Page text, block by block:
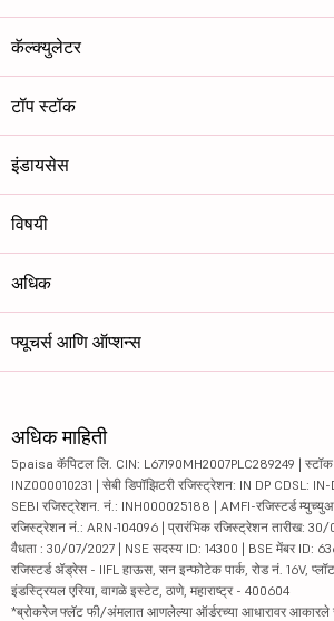
कॅल्क्युलेटर
टॉप स्टॉक
इंडायसेस
विषयी
अधिक
फ्यूचर्स आणि ऑप्शन्स
अधिक माहिती
5paisa कॅपिटल लि. CIN: L67190MH2007PLC289249 | स्टॉक
INZ000010231 | सेबी डिपॉझिटरी रजिस्ट्रेशन: IN DP CDSL: IN-
SEBI रजिस्ट्रेशन. नं.: INH000025188 | AMFI-रजिस्टर्ड
रजिस्ट्रेशन नं.: ARN-104096 | प्रारंभिक रजिस्ट्रेशन तारीख: 30/
वैधता : 30/07/2027 | NSE सदस्य ID: 14300 | BSE मेंबर ID:
रजिस्टर्ड ॲड्रेस - IIFL हाऊस, सन इन्फोटेक पार्क, रोड नं. 16V,
इंडस्ट्रियल एरिया, वागळे इस्टेट, ठाणे, महाराष्ट्र - 400604
*ब्रोकरेज फ्लॅट फी/अंमलात आणलेल्या ऑर्डरच्या आधारावर आकारले